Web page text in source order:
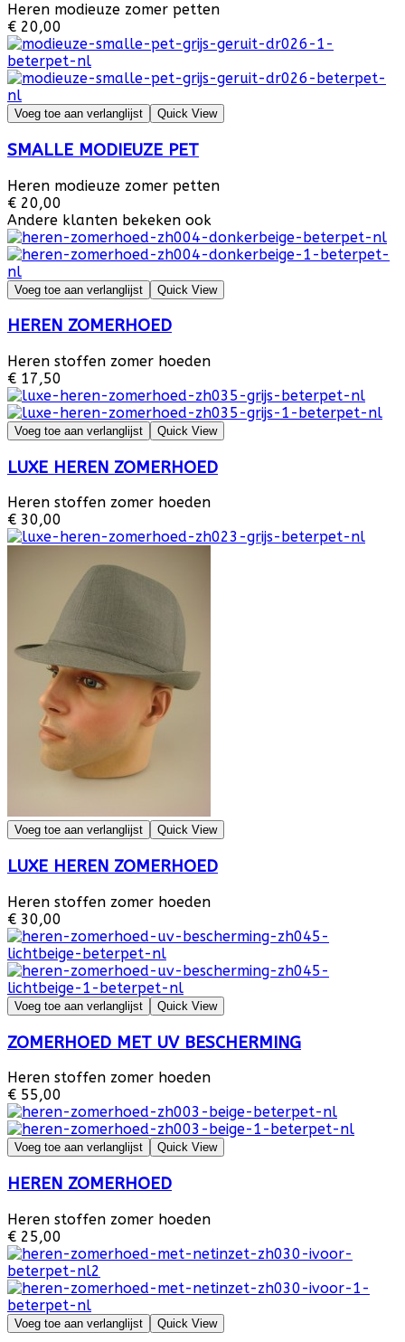
Heren modieuze zomer petten
€ 20,00
Voeg toe aan verlanglijst Quick View
SMALLE MODIEUZE PET
Heren modieuze zomer petten
€ 20,00
Andere klanten bekeken ook
Voeg toe aan verlanglijst Quick View
HEREN ZOMERHOED
Heren stoffen zomer hoeden
€ 17,50
Voeg toe aan verlanglijst Quick View
LUXE HEREN ZOMERHOED
Heren stoffen zomer hoeden
€ 30,00
Voeg toe aan verlanglijst Quick View
LUXE HEREN ZOMERHOED
Heren stoffen zomer hoeden
€ 30,00
Voeg toe aan verlanglijst Quick View
ZOMERHOED MET UV BESCHERMING
Heren stoffen zomer hoeden
€ 55,00
Voeg toe aan verlanglijst Quick View
HEREN ZOMERHOED
Heren stoffen zomer hoeden
€ 25,00
Voeg toe aan verlanglijst Quick View